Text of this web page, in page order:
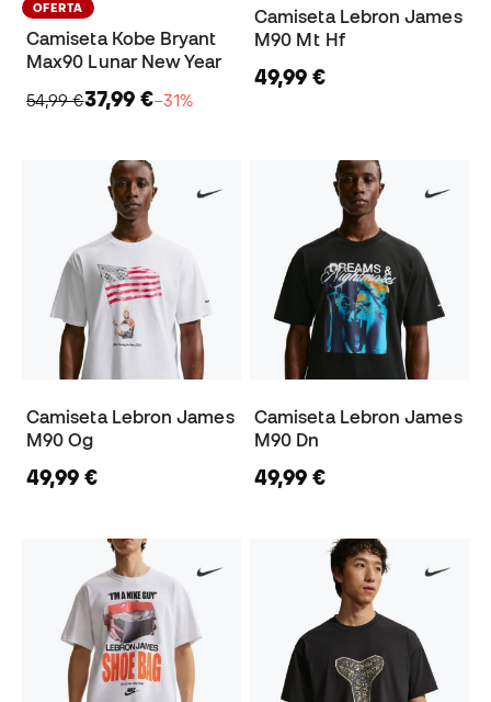
OFERTA
Camiseta Kobe Bryant
Max90 Lunar New Year
54,99 €37,99 €−31%
Camiseta Lebron James
M90 Mt Hf
49,99 €
Camiseta Lebron James
M90 Og
49,99 €
Camiseta Lebron James
M90 Dn
49,99 €